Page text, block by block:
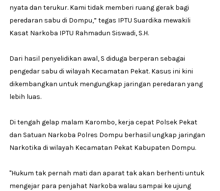
nyata dan terukur. Kami tidak memberi ruang gerak bagi
peredaran sabu di Dompu,” tegas IPTU Suardika mewakili
Kasat Narkoba IPTU Rahmadun Siswadi, S.H.
Dari hasil penyelidikan awal, S diduga berperan sebagai
pengedar sabu di wilayah Kecamatan Pekat. Kasus ini kini
dikembangkan untuk mengungkap jaringan peredaran yang
lebih luas.
Di tengah gelap malam Karombo, kerja cepat Polsek Pekat
dan Satuan Narkoba Polres Dompu berhasil ungkap jaringan
Narkotika di wilayah Kecamatan Pekat Kabupaten Dompu.
"Hukum tak pernah mati dan aparat tak akan berhenti untuk
mengejar para penjahat Narkoba walau sampai ke ujung